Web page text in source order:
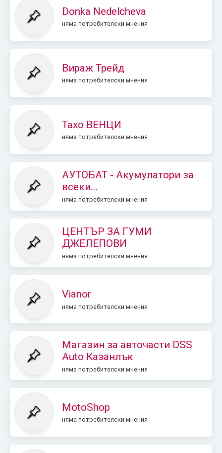
Donka Nedelcheva
няма потребителски мнения
Вираж Трейд
няма потребителски мнения
Тахо ВЕНЦИ
няма потребителски мнения
АУТОБАТ - Акумулатори за
всеки...
няма потребителски мнения
ЦЕНТЪР ЗА ГУМИ
ДЖЕЛЕПОВИ
няма потребителски мнения
Vianor
няма потребителски мнения
Магазин за авточасти DSS
Auto Казанлък
няма потребителски мнения
MotoShop
няма потребителски мнения